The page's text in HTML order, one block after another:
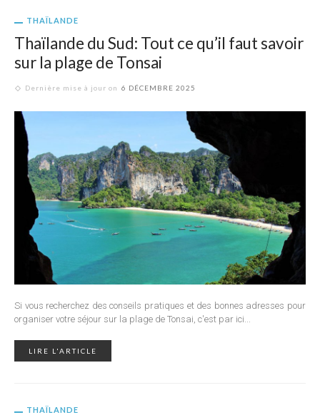
THAÏLANDE
Thaïlande du Sud: Tout ce qu’il faut savoir
sur la plage de Tonsai
Dernière mise à jour on 6 DÉCEMBRE 2025
Si vous recherchez des conseils pratiques et des bonnes adresses pour
organiser votre séjour sur la plage de Tonsai, c'est par ici...
LIRE L'ARTICLE
THAÏLANDE